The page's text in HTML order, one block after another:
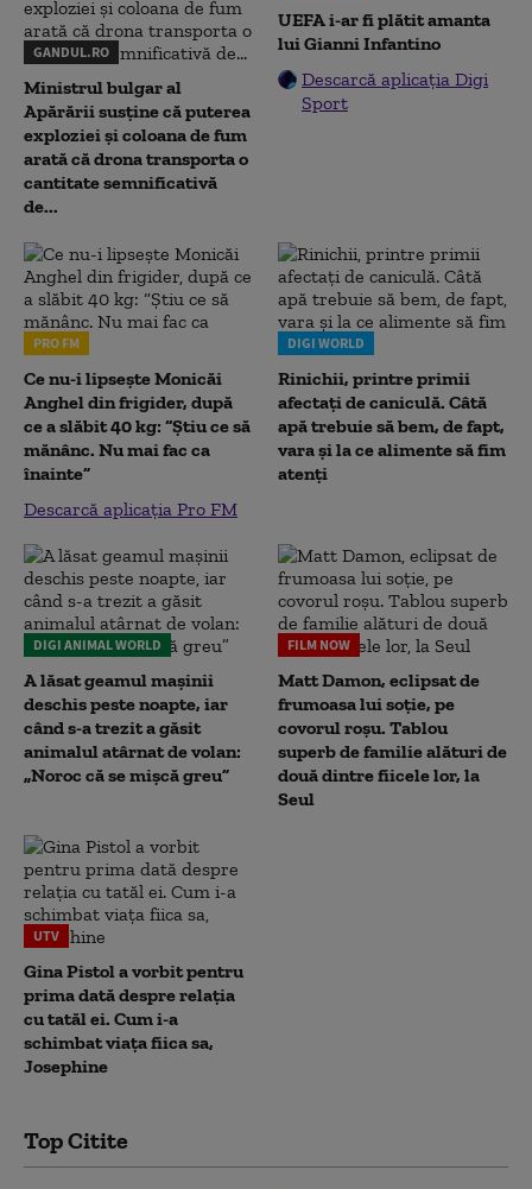
GANDUL.RO
Ministrul bulgar al
Apărării susține că puterea
exploziei și coloana de fum
arată că drona transporta o
cantitate semnificativă
de...
UEFA i-ar fi plătit amanta
lui Gianni Infantino
Descarcă aplicația Digi
Sport
PRO FM
Ce nu-i lipsește Monicăi
Anghel din frigider, după
ce a slăbit 40 kg: “Știu ce să
mănânc. Nu mai fac ca
înainte”
Descarcă aplicația Pro FM
DIGI WORLD
Rinichii, printre primii
afectați de caniculă. Câtă
apă trebuie să bem, de fapt,
vara și la ce alimente să fim
atenți
DIGI ANIMAL WORLD
A lăsat geamul mașinii
deschis peste noapte, iar
când s-a trezit a găsit
animalul atârnat de volan:
„Noroc că se mișcă greu”
FILM NOW
Matt Damon, eclipsat de
frumoasa lui soție, pe
covorul roșu. Tablou
superb de familie alături de
două dintre fiicele lor, la
Seul
UTV
Gina Pistol a vorbit pentru
prima dată despre relația
cu tatăl ei. Cum i-a
schimbat viața fiica sa,
Josephine
Top Citite